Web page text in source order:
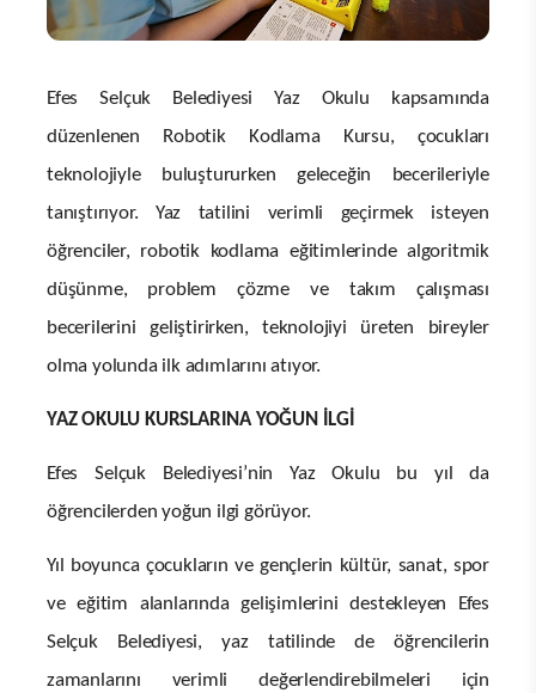
Efes Selçuk Belediyesi Yaz Okulu kapsamında
düzenlenen Robotik Kodlama Kursu, çocukları
teknolojiyle buluştururken geleceğin becerileriyle
tanıştırıyor. Yaz tatilini verimli geçirmek isteyen
öğrenciler, robotik kodlama eğitimlerinde algoritmik
düşünme, problem çözme ve takım çalışması
becerilerini geliştirirken, teknolojiyi üreten bireyler
olma yolunda ilk adımlarını atıyor.
YAZ OKULU KURSLARINA YOĞUN İLGİ
Efes Selçuk Belediyesi’nin Yaz Okulu bu yıl da
öğrencilerden yoğun ilgi görüyor.
Yıl boyunca çocukların ve gençlerin kültür, sanat, spor
ve eğitim alanlarında gelişimlerini destekleyen Efes
Selçuk Belediyesi, yaz tatilinde de öğrencilerin
zamanlarını verimli değerlendirebilmeleri için